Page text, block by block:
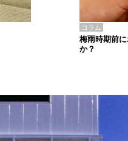
コラム
梅雨時期前
か？